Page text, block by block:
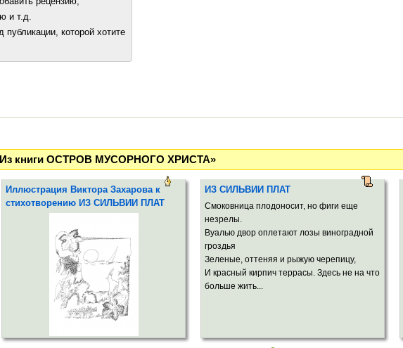
и т.д.
которой хотите
«Из книги ОСТРОВ МУСОРНОГО ХРИСТА»
Иллюстрация Виктора Захарова к
стихотворению ИЗ СИЛЬВИИ ПЛАТ
ИЗ СИЛЬВИИ ПЛАТ
Смоковница плодоносит, но фиги еще
незрелы.
Вуалью двор оплетают лозы виноградной
гроздья
Зеленые, оттеняя и рыжую черепицу,
И красный кирпич террасы. Здесь не на что
больше жить...